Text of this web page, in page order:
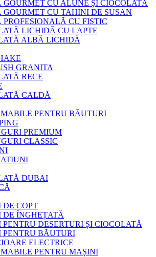
GOURMET CU ALUNE ȘI CIOCOLATĂ
GOURMET CU TAHINI DE SUSAN
PROFESIONALĂ CU FISTIC
LICHIDĂ CU LAPTE
ALBĂ LICHIDĂ
GRANITA
RECE
CALDĂ
PENTRU BĂUTURI
PREMIUM
CLASSIC
DUBAI
COPT
DE ÎNGHEȚATĂ
DESERTURI ȘI CIOCOLATĂ
PENTRU BĂUTURI
ELECTRICE
PENTRU MAȘINI